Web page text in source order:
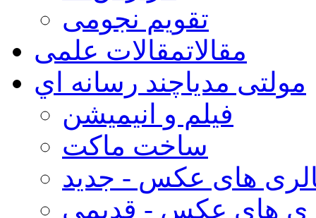
تقویم نجومی
مقالاتمقالات علمی
مولتی مدیاچند رسانه اي
فیلم و انیمیشن
ساخت ماکت
های عکس - جدید
های عکس - قدیمی